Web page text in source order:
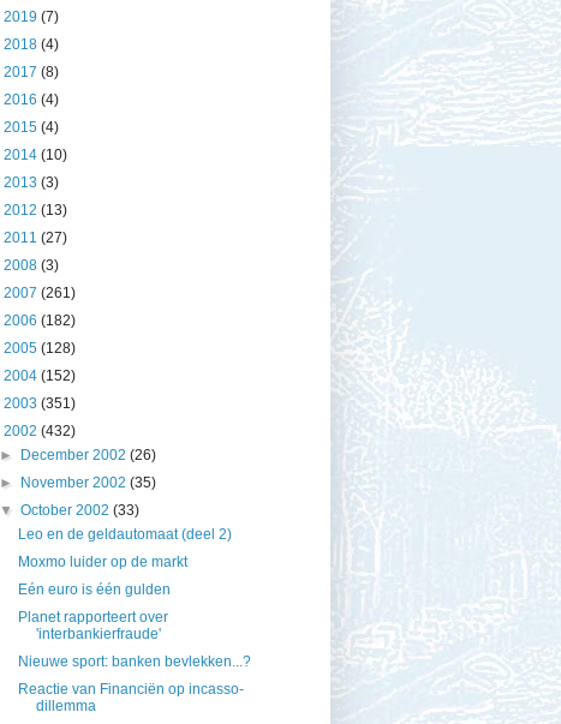
2019 (7)
2018 (4)
2017 (8)
2016 (4)
2015 (4)
2014 (10)
2013 (3)
2012 (13)
2011 (27)
2008 (3)
2007 (261)
2006 (182)
2005 (128)
2004 (152)
2003 (351)
2002 (432)
►
December 2002(26)
►
November 2002(35)
▼October 2002(33)
Leo en de geldautomaat (deel 2)
Moxmo luider op de markt
Eén euro is één gulden
Planet rapporteert over
'interbankierfraude'
Nieuwe sport: banken bevlekken...?
Reactie van Financiën op incasso-
dillemma